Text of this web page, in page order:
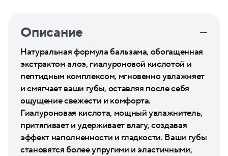
Описание
Натуральная формула бальзама, обогащенная
экстрактом алоэ, гиалуроновой кислотой и
пептидным комплексом, мгновенно увлажняет
и смягчает ваши губы, оставляя после себя
ощущение свежести и комфорта.
Гиалуроновая кислота, мощный увлажнитель,
притягивает и удерживает влагу, создавая
эффект наполненности и гладкости. Ваши губы
становятся более упругими и эластичными,